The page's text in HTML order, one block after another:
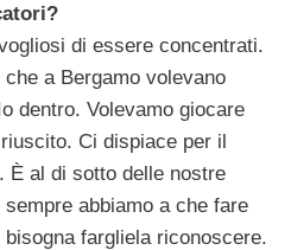
di essere concentrati.
a Bergamo volevano
dentro. Volevamo giocare
Ci dispiace per il
È al di sotto delle nostre
abbiamo a che fare
fargliela riconoscere.